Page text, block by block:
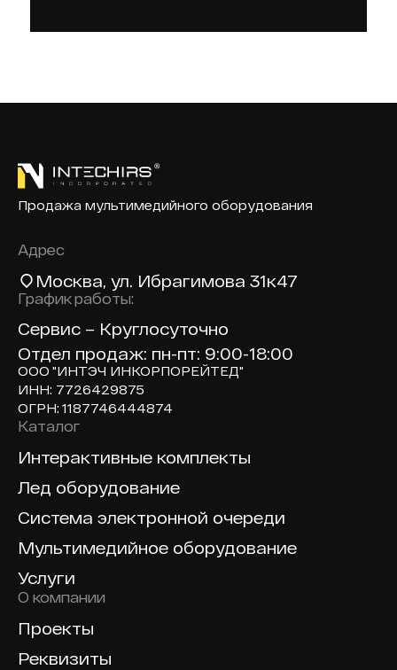
Продажа мультимедийного оборудования
Адрес
Москва, ул. Ибрагимова 31к47
График работы:
Сервис – Круглосуточно
Отдел продаж: пн-пт: 9:00-18:00
ООО "ИНТЭЧ ИНКОРПОРЕЙТЕД"
ИНН: 7726429875
ОГРН: 1187746444874
Доп навигация по сайту
Каталог
Интерактивные комплекты
Лед оборудование
Система электронной очереди
Мультимедийное оборудование
Услуги
О компании
Проекты
Реквизиты